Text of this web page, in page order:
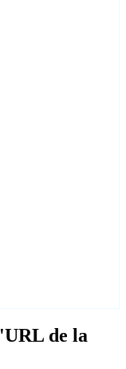
de la